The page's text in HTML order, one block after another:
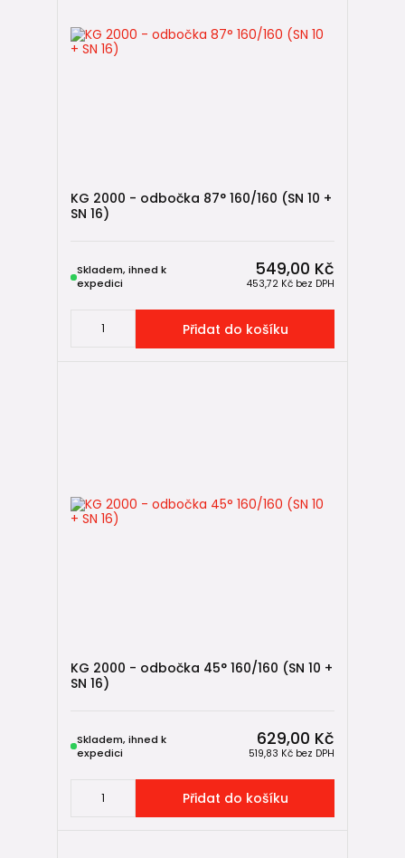
KG 2000 - odbočka 87° 160/160 (SN 10 +
SN 16)
549,00 Kč
453,72 Kč bez DPH
Skladem, ihned k
expedici
Přidat do košíku
KG 2000 - odbočka 45° 160/160 (SN 10 +
SN 16)
629,00 Kč
519,83 Kč bez DPH
Skladem, ihned k
expedici
Přidat do košíku